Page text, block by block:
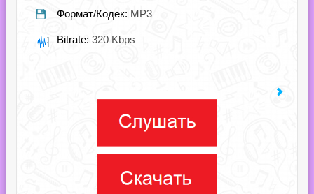
Формат/Кодек: MP3
Bitrate: 320 Kbps